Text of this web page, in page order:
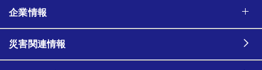
企業情報
災害関連情報